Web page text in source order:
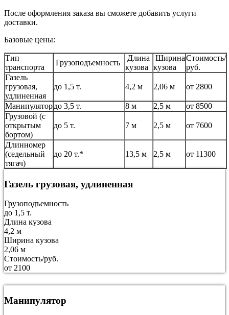
После оформления заказа вы сможете добавить услуги
доставки.
Базовые цены:
Тип
транспорта
Грузоподъемность
Длина
кузова
Ширина
кузова
Стоимость/
руб.
Газель
грузовая,
удлиненная
до 1,5 т. 4,2 м 2,06 м от 2800
Манипулятордо 3,5 т. 8 м 2,5 м
от 8500
Грузовой (с
открытым
бортом)
до 5 т. 7 м 2,5 м от 7600
Длинномер
(седельный
тягач)
до 20 т.* 13,5 м 2,5 м от 11300
Газель грузовая, удлиненная
Грузоподъемность
до 1,5 т.
Длина кузова
4,2 м
Ширина кузова
2,06 м
Стоимость/руб.
от 2100
Манипулятор